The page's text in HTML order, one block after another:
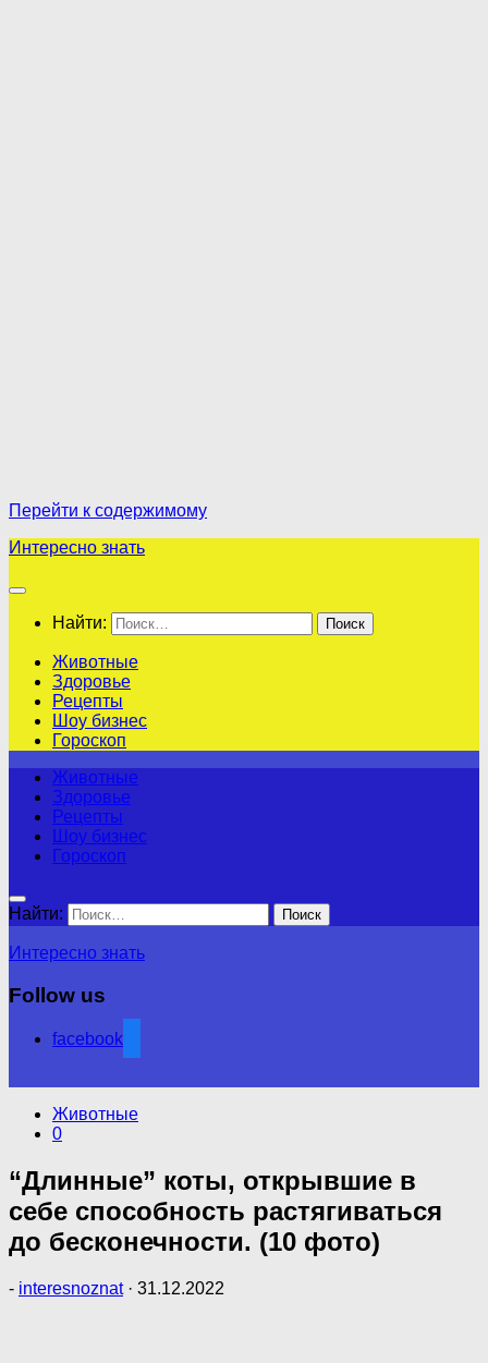
Перейти к содержимому
Интересно знать
Найти:
Животные
Здоровье
Рецепты
Шоу бизнес
Гороскоп
Животные
Здоровье
Рецепты
Шоу бизнес
Гороскоп
Найти:
Интересно знать
Follow us
facebook
Животные
0
“Длинные” коты, открывшие в
себе способность растягиваться
до бесконечности. (10 фото)
- interesnoznat · 31.12.2022